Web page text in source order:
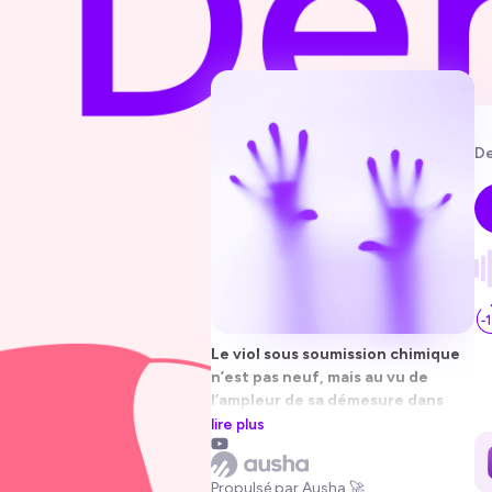
Le viol sous soumission chimique
n’est pas neuf, mais au vu de
l’ampleur de sa démesure dans
tous les milieux … il se heurte à un
refus d'impunité sans précédent.
Face aux réticences et aux dénis,
lire plus